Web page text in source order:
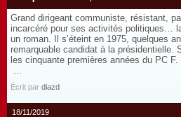
Grand dirigeant communiste, résistant,
incarcéré pour ses activités politiques…
un roman. Il s’éteint en 1975, quelques
remarquable candidat à la présidentielle.
les cinquante premières années du PC
...
Écrit par diazd
18/11/2019